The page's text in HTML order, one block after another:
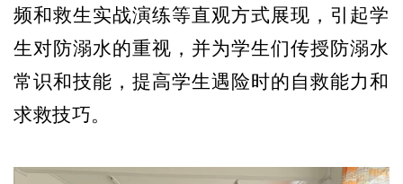
频和救生实战演练等直观方式展现，引起学
生对防溺水的重视，并为学生们传授防溺水
常识和技能，提高学生遇险时的自救能力和
求救技巧。